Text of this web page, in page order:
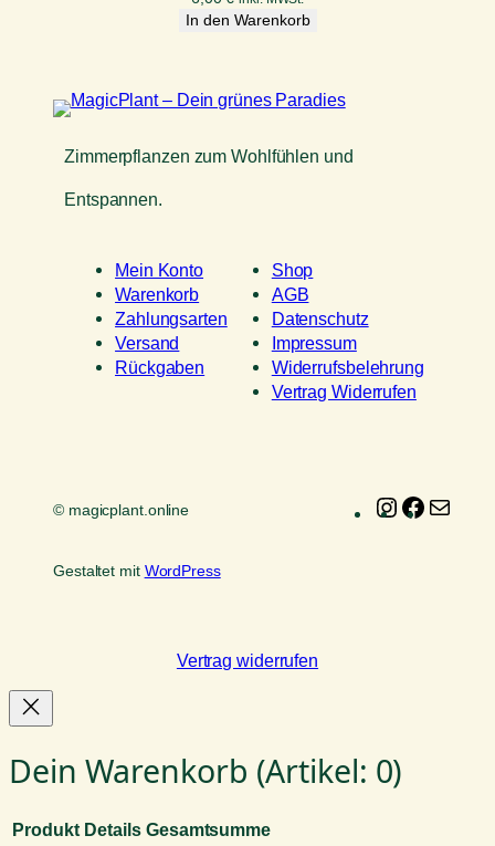
In den Warenkorb
Zimmerpflanzen zum Wohlfühlen und
Entspannen.
Mein Konto
Warenkorb
Zahlungsarten
Versand
Rückgaben
Shop
AGB
Datenschutz
Impressum
Widerrufsbelehrung
Vertrag Widerrufen
© magicplant.online Instagram
Gestaltet mit WordPress
Vertrag widerrufen
Dein Warenkorb (Artikel: 0)
Produkt Details Gesamtsumme